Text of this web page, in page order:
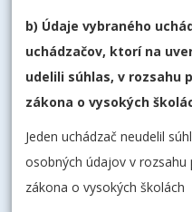
b) Údaje vybraného
uchádzačov, ktorí na
udelili súhlas, v rozsahu
zákona o vysokých
Jeden uchádzač neudelil
osobných údajov v rozsahu
zákona o vysokých školách